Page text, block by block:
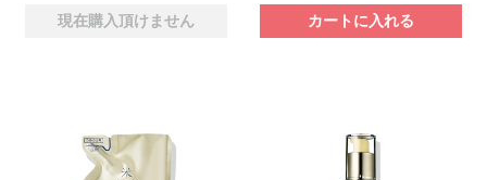
現在購入頂けません カートに入れる